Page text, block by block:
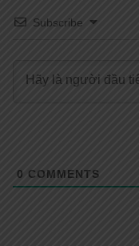
Subscribe
0 COMMENTS